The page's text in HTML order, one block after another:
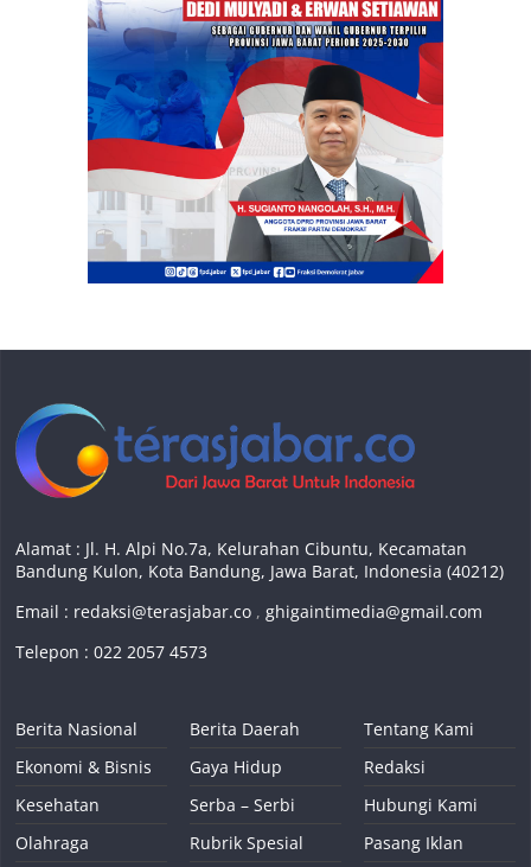
Alamat : Jl. H. Alpi No.7a, Kelurahan Cibuntu, Kecamatan
Bandung Kulon, Kota Bandung, Jawa Barat, Indonesia (40212)
Email : redaksi@terasjabar.co ,ghigaintimedia@gmail.com
Telepon : 022 2057 4573
Berita Nasional
Ekonomi & Bisnis
Kesehatan
Olahraga
Berita Daerah
Gaya Hidup
Serba – Serbi
Rubrik Spesial
Tentang Kami
Redaksi
Hubungi Kami
Pasang Iklan